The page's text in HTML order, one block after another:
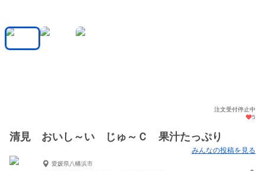
注文受付停止中
5
清見 おいし～い じゅ～Ｃ 果汁たっぷり
みんなの投稿を見る
愛媛県八幡浜市